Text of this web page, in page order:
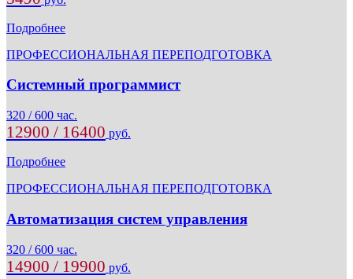
Подробнее
ПРОФЕССИОНАЛЬНАЯ ПЕРЕПОДГОТОВКА
Системный программист
320 / 600 час.
12900 / 16400 руб.
Подробнее
ПРОФЕССИОНАЛЬНАЯ ПЕРЕПОДГОТОВКА
Автоматизация систем управления
320 / 600 час.
14900 / 19900 руб.